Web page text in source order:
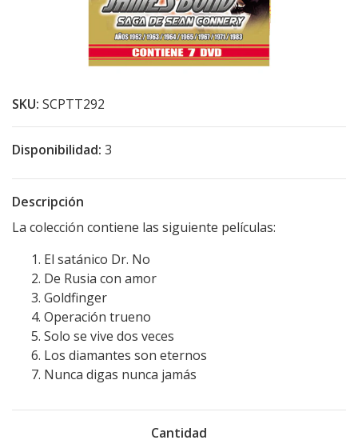
SKU: SCPTT292
Disponibilidad: 3
Descripción
La colección contiene las siguiente películas:
El satánico Dr. No
De Rusia con amor
Goldfinger
Operación trueno
Solo se vive dos veces
Los diamantes son eternos
Nunca digas nunca jamás
Cantidad